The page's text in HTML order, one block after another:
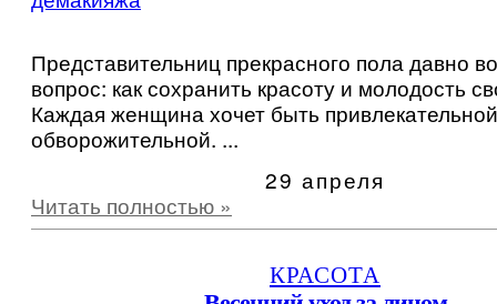
Представительниц прекрасного пола давно
вопрос: как сохранить красоту и молодость
Каждая женщина хочет быть
обворожительной. ...
29 апреля
Читать полностью »
КРАСОТА